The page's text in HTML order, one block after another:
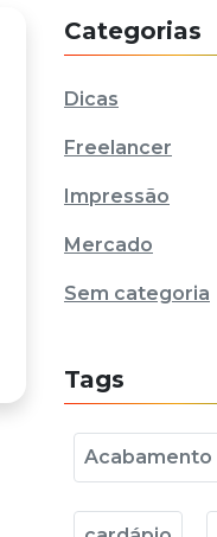
Categorias
Dicas
Freelancer
Impressão
Mercado
Sem categoria
Tags
Acabamento